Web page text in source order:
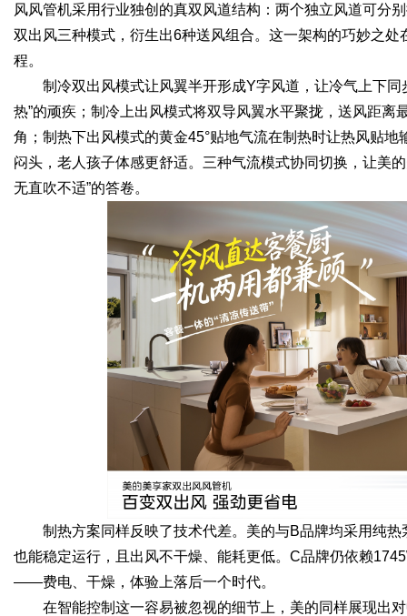
风风管机采用行业独创的真双风道结构：两个独立风道可分
双出风三种模式，衍生出6种送风组合。这一架构的巧妙之
程。
制冷双出风模式让风翼半开形成Y字风道，让冷气上下
热”的顽疾；制冷上出风模式将双导风翼水平聚拢，送风距
角；制热下出风模式的黄金45°贴地气流在制热时让热风贴
闷头，老人孩子体感更舒适。三种气流模式协同切换，让美
无直吹不适”的答卷。
制热方案同样反映了技术代差。美的与B品牌均采用纯
也能稳定运行，且出风不干燥、能耗更低。C品牌仍依赖
——费电、干燥，体验上落后一个时代。
在智能控制这一容易被忽视的细节上，美的同样展现出